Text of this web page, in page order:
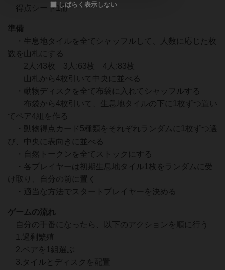
得点シート1冊
準備
・生息地タイルを全てシャッフルして、人数に応じた枚
数を山札にする
2人:43枚 3人:63枚 4人:83枚
山札から4枚引いて中央に並べる
・動物ディスクを全て布袋に入れてシャッフルする
布袋から4枚引いて、生息地タイルの下に1枚ずつ置い
てペア4組を作る
・動物得点カード5種類をそれぞれランダムに1枚ずつ選
び、中央に表向きに並べる
・自然トークンを全てストックにする
・各プレイヤーは初期生息地タイル1枚をランダムに受
け取り、自分の前に置く
・適当な方法でスタートプレイヤーを決める
ゲームの流れ
自分の手番になったら、以下のアクションを順に行う
1.過剰繁殖
2.ペアを1組選ぶ
3.タイルとディスクを配置
しばらく表示しない